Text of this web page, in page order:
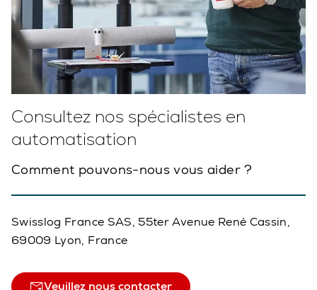
Consultez nos spécialistes en
automatisation
Comment pouvons-nous vous aider ?
Swisslog France SAS, 55ter Avenue René Cassin,
69009 Lyon, France
Veuillez nous contacter